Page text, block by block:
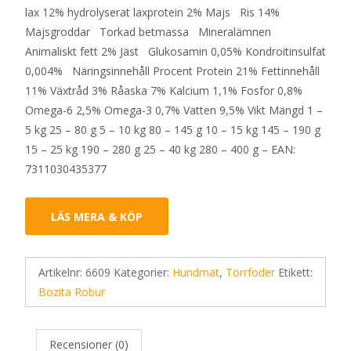
lax 12% hydrolyserat laxprotein 2% Majs Ris 14%
Majsgroddar Torkad betmassa Mineralämnen
Animaliskt fett 2% Jäst Glukosamin 0,05% Kondroitinsulfat
0,004% Näringsinnehåll Procent Protein 21% Fettinnehåll
11% Växtråd 3% Råaska 7% Kalcium 1,1% Fosfor 0,8%
Omega-6 2,5% Omega-3 0,7% Vatten 9,5% Vikt Mängd 1 –
5 kg 25 – 80 g 5 – 10 kg 80 – 145 g 10 – 15 kg 145 – 190 g
15 – 25 kg 190 – 280 g 25 – 40 kg 280 – 400 g – EAN:
7311030435377
LÄS MERA & KÖP
Artikelnr: 6609 Kategorier: Hundmat, Torrfoder Etikett:
Bozita Robur
Recensioner (0)